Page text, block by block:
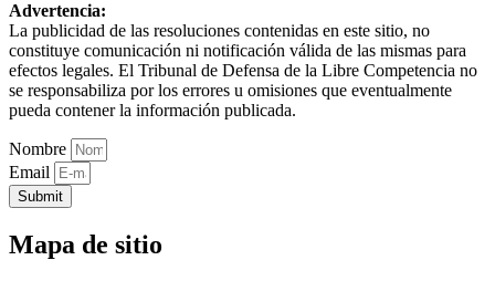
Advertencia:
La publicidad de las resoluciones contenidas en este sitio, no
constituye comunicación ni notificación válida de las mismas para
efectos legales. El Tribunal de Defensa de la Libre Competencia no
se responsabiliza por los errores u omisiones que eventualmente
pueda contener la información publicada.
Nombre
Email
Submit
Mapa de sitio